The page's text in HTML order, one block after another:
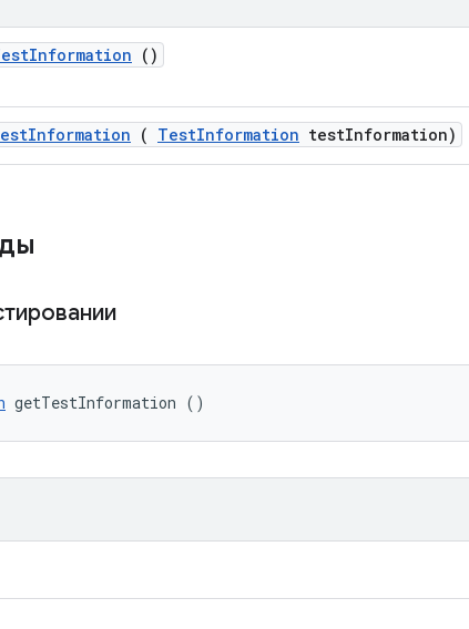
Information ()
Information ( TestInformation testInformation)
getTestInformation ()